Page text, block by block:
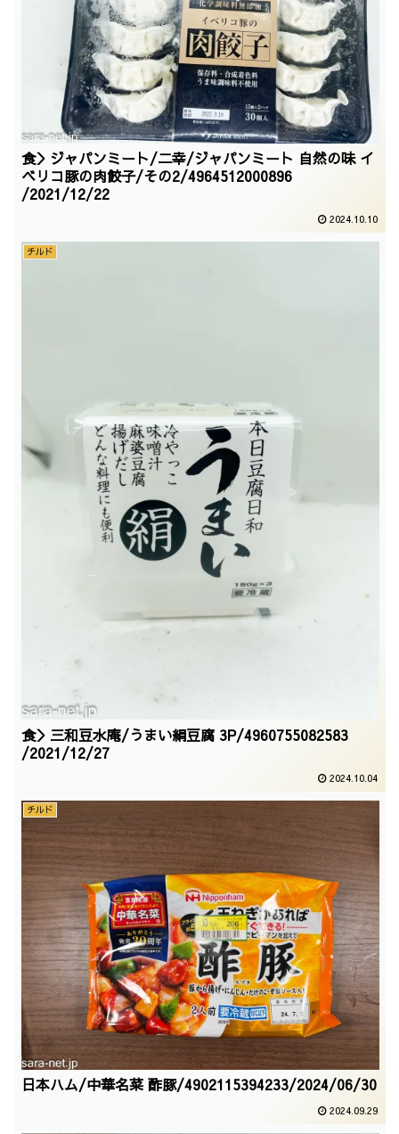
食＞ジャパンミート/二幸/ジャパンミート 自然の味 イ
ベリコ豚の肉餃子/その2/4964512000896
/2021/12/22
2024.10.10
チルド
食＞三和豆水庵/うまい絹豆腐 3P/4960755082583
/2021/12/27
2024.10.04
チルド
日本ハム/中華名菜 酢豚/4902115394233/2024/06/30
2024.09.29